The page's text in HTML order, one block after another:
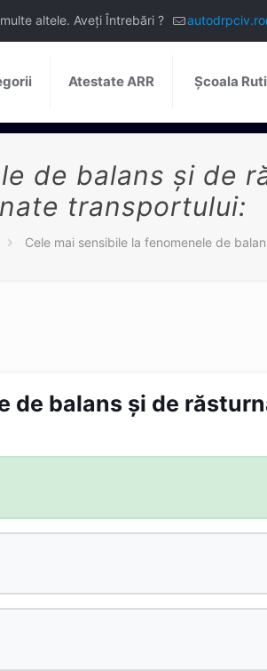
altele. Aveți Întrebări ?
Atestate ARR Școala
de balans şi de
transportului:
Cele mai sensibile la fenomenele de
de balans şi de